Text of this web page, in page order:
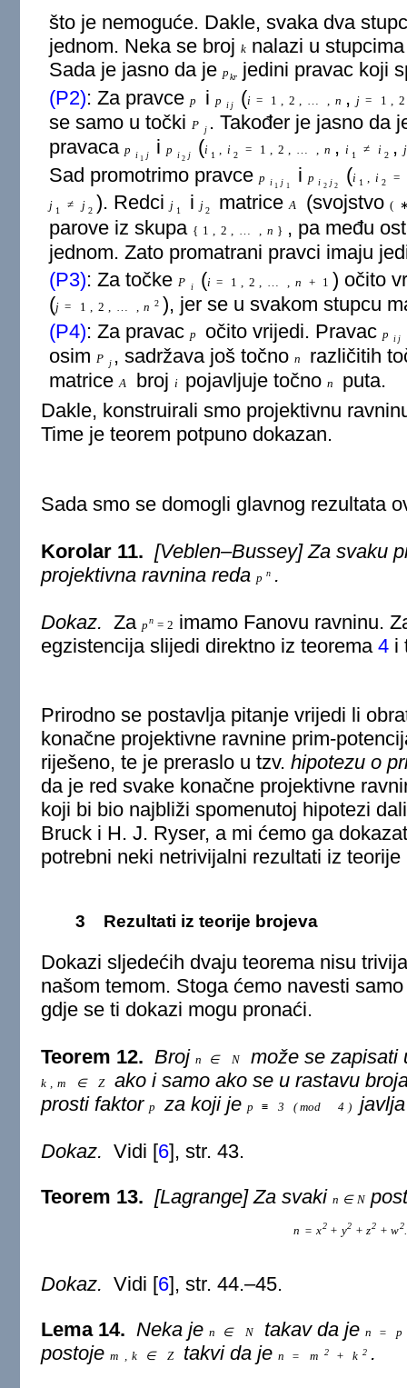
što je nemoguće. Dakle, svaka dva
jednom. Neka se brojk nalazi u
Sada je jasno da jepkr
jedini pravac koji
(P2): Za pravcep ip i j (i = 1 , 2 , … , n , j = 1 , 2
se samo u točkiP j . Također je jasno da
pravacap i 1 j ip i 2 j (i 1 , i 2 = 1 , 2 , … , n , i 1 ≠ i 2 , j
Sad promotrimo pravcep i 1 j 1
i p i 2 j 2
(i 1 i 2 =
j 1 ≠ j 2 ). Redci j 1 i j 2 matriceA (svojstvo(
parove iz skupa { 1 2 n } , pa među
jednom. Zato promatrani pravci imaju
(P3): Za točkeP i (i = 1 , 2 , … , n + 1 ) očito
(j = 1 , 2 , … , n 2 ), jer se u svakom stupcu
(P4): Za pravacp očito vrijedi. Pravacp i j
osimP j , sadržava još točno n
različitih
matriceA broji pojavljuje točnon
puta.
Dakle, konstruirali smo projektivnu
Time je teorem potpuno dokazan.
Sada smo se domogli glavnog rezultata
Korolar 11. [Veblen–Bussey] Za svaku
projektivna ravnina reda p n .
Dokaz. Zapn = 2 imamo Fanovu ravninu.
egzistencija slijedi direktno iz teorema 4i
Prirodno se postavlja pitanje vrijedi li
konačne projektivne ravnine prim-
riješeno, te je preraslo u tzv. hipotezu o
da je red svake konačne projektivne
koji bi bio najbliži spomenutoj hipotezi
Bruck i H. J. Ryser, a mi ćemo ga
potrebni neki netrivijalni rezultati iz teorije
3 Rezultati iz teorije brojeva
Dokazi sljedećih dvaju teorema nisu
našom temom. Stoga ćemo navesti
gdje se ti dokazi mogu pronaći.
Teorem 12. Brojn ∈ N može se zapisati
k m ∈ Z
ako i samo ako se u rastavu
prosti faktor p za koji je p ≡ 3 ( mod 4 )
Dokaz. Vidi [6], str. 43.
Teorem 13. [Lagrange] Za svakin ∈ N
n = x2 + y2 + z2 + w2.
Dokaz. Vidi [6], str. 44.–45.
Lema 14. Neka jen ∈ N takav da je n = p
postoje m , k ∈ Z takvi da jen = m 2 + k 2 .